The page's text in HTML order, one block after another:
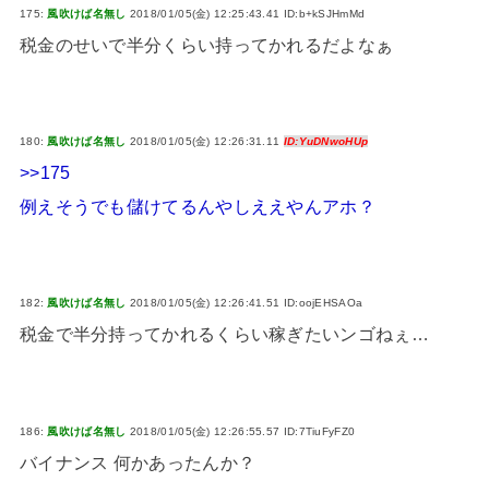
175: 風吹けば名無し 2018/01/05(金) 12:25:43.41 ID:b+kSJHmMd
税金のせいで半分くらい持ってかれるだよなぁ
180: 風吹けば名無し 2018/01/05(金) 12:26:31.11 ID:YuDNwoHUp
>>175
例えそうでも儲けてるんやしええやんアホ？
182:風吹けば名無し 2018/01/05(金) 12:26:41.51 ID:oojEHSAOa
税金で半分持ってかれるくらい稼ぎたいンゴねぇ…
186: 風吹けば名無し 2018/01/05(金) 12:26:55.57 ID:7TiuFyFZ0
バイナンス 何かあったんか？